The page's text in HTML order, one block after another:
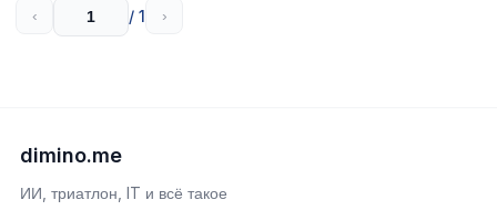
‹ / 1 ›
dimino.me
ИИ, триатлон, IT и всё такое